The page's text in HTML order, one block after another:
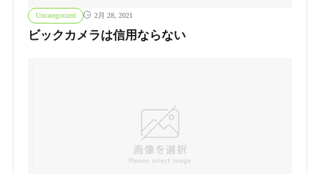
Uncategorized 2月 28, 2021
ビックカメラは信用ならない